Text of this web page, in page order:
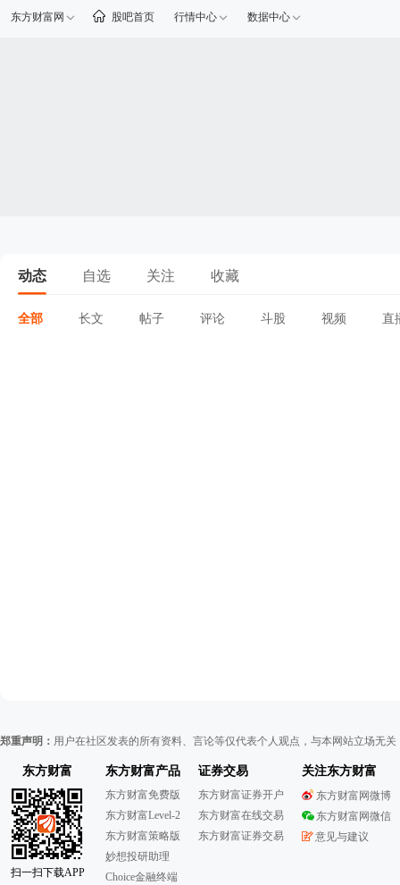
东方财富网 股吧首页 行情中心 数据中心
动态 自选 关注 收藏
全部 长文 帖子 评论 斗股 视频 直
郑重声明： 用户在社区发表的所有资料、言论等仅代表个人观点，与本网站立场无
东方财富
扫一扫下载APP
东方财富产品
东方财富免费版
东方财富Level-2
东方财富策略版
妙想投研助理
Choice金融终端
证券交易
东方财富证券开户
东方财富在线交易
东方财富证券交易
关注东方财富
东方财富网微博
东方财富网微信
意见与建议